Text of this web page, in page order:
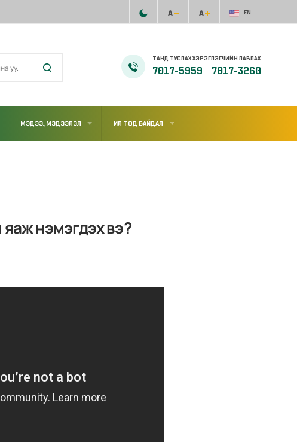
EN
ТАНД ТУСЛАХ ХЭРЭГЛЭГЧИЙН ЛАВЛАХ
7017-5959 7017-3260
МЭДЭЭ, МЭДЭЭЛЭЛ ИЛ ТОД БАЙДАЛ
нэмэгдэх вэ?